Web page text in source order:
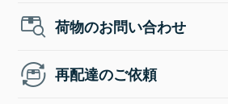
荷物のお問い合わせ
再配達のご依頼